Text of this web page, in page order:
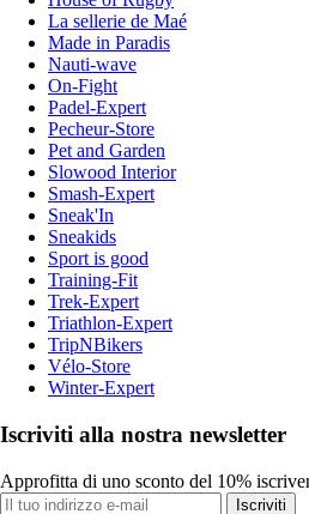
La sellerie de Maé
Made in Paradis
Nauti-wave
On-Fight
Padel-Expert
Pecheur-Store
Pet and Garden
Slowood Interior
Smash-Expert
Sneak'In
Sneakids
Sport is good
Training-Fit
Trek-Expert
Triathlon-Expert
TripNBikers
Vélo-Store
Winter-Expert
Iscriviti alla nostra newsletter
Approfitta di uno sconto del 10%
Iscriviti